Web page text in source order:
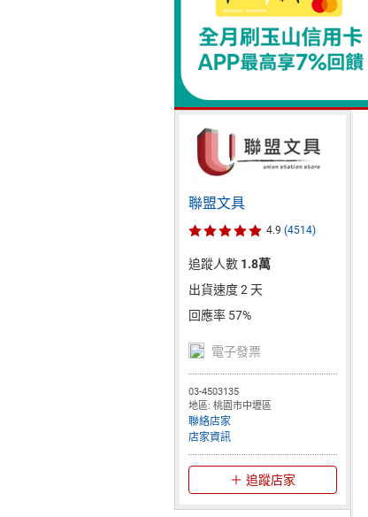
聯盟文具
4.9 (4514)
追蹤人數 1.8萬
出貨速度 2 天
回應率 57%
電子發票
03-4503135
地區: 桃園市中壢區
聯絡店家
店家資訊
追蹤店家